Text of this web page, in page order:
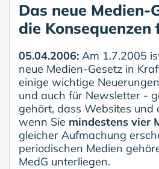
Das neue Medien-
die Konsequenzen
05.04.2006: Am 1.7.2005
neue Medien-Gesetz in
einige wichtige
und auch für Newsletter -
gehört, dass Websites und
wenn Sie mindestens vier
gleicher Aufmachung
periodischen Medien
MedG unterliegen.